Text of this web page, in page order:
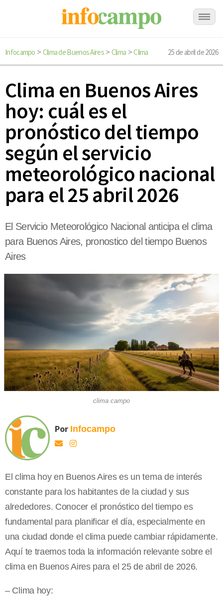
Infocampo > Clima de Buenos Aires> Clima >Clima 25 de abril de 2026
Clima en Buenos Aires
hoy: cuál es el
pronóstico del tiempo
según el servicio
meteorológico nacional
para el 25 abril 2026
El Servicio Meteorológico Nacional anticipa el clima
para Buenos Aires, pronostico del tiempo Buenos
Aires
clima campo
Por Infocampo
El clima hoy en Buenos Aires es un tema de interés
constante para los habitantes de la ciudad y sus
alrededores. Conocer el pronóstico del tiempo es
fundamental para planificar el día, especialmente en
una ciudad donde el clima puede cambiar rápidamente.
Aquí te traemos toda la información relevante sobre el
clima en Buenos Aires para el 25 de abril de 2026.
– Clima hoy: